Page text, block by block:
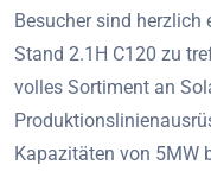
Besucher sind herzlich
Stand 2.1H C120 zu
volles Sortiment an
Kapazitäten von 5MW